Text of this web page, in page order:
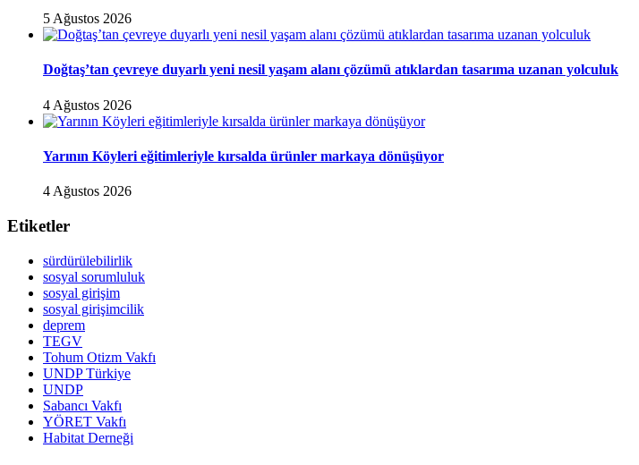
5 Ağustos 2026
Doğtaş’tan çevreye duyarlı yeni nesil yaşam alanı çözümü atıklardan tasarıma uzanan yolculuk
4 Ağustos 2026
Yarının Köyleri eğitimleriyle kırsalda ürünler markaya dönüşüyor
4 Ağustos 2026
Etiketler
sürdürülebilirlik
sosyal sorumluluk
sosyal girişim
sosyal girişimcilik
deprem
TEGV
Tohum Otizm Vakfı
UNDP Türkiye
UNDP
Sabancı Vakfı
YÖRET Vakfı
Habitat Derneği